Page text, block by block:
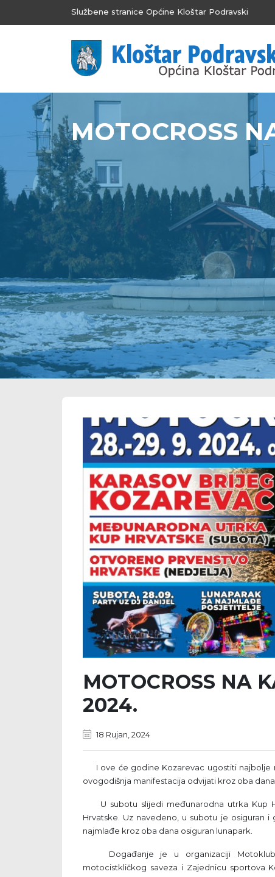
Službene stranice Općine Kloštar Podravski
MOTOCROSS
MOTOCROSS NA
2024.
18 Rujan, 2024
I ove će godine Kozarevac ugostiti najbolje
ovogodišnja manifestacija odvijati kroz oba
U subotu slijedi međunarodna utrka Kup
Hrvatske. Uz navedeno, u subotu je osiguran
najmlađe kroz oba dana osiguran lunapark.
Događanje je u organizaciji Motokluba
motocistkličkog saveza i Zajednicu sportova